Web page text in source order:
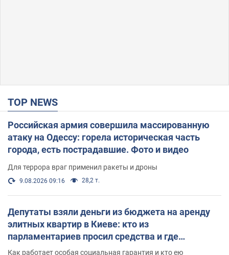
TOP NEWS
Российская армия совершила массированную
атаку на Одессу: горела историческая часть
города, есть пострадавшие. Фото и видео
Для террора враг применил ракеты и дроны
9.08.2026 09:16 28,2 т.
Депутаты взяли деньги из бюджета на аренду
элитных квартир в Киеве: кто из
парламентариев просил средства и где
поселился
Как работает особая социальная гарантия и кто ею